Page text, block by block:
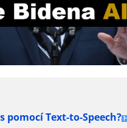
pomocí Text-to-Speech?